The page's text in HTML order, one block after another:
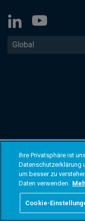
Global
Ihre Privatsphäre ist
Datenschutzerklärung
um besser zu
Daten verwenden.
Cookie-